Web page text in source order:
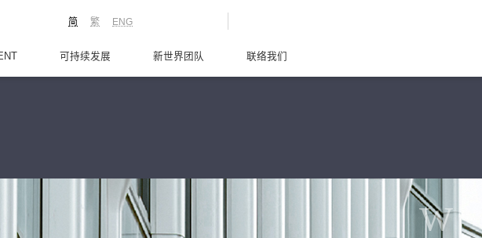
ENG
繁
简
可持续发展 新世界团队 联络我们